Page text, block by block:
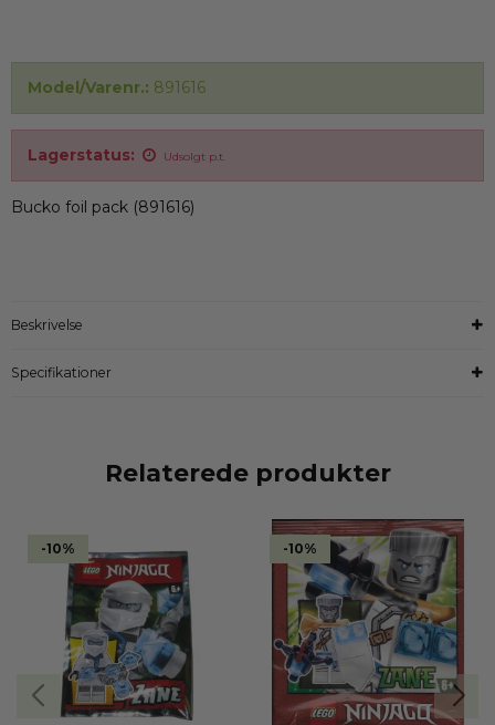
Model/Varenr.: 891616
Lagerstatus: Udsolgt p.t.
Bucko foil pack (891616)
Beskrivelse
Specifikationer
Relaterede produkter
-10% -10%